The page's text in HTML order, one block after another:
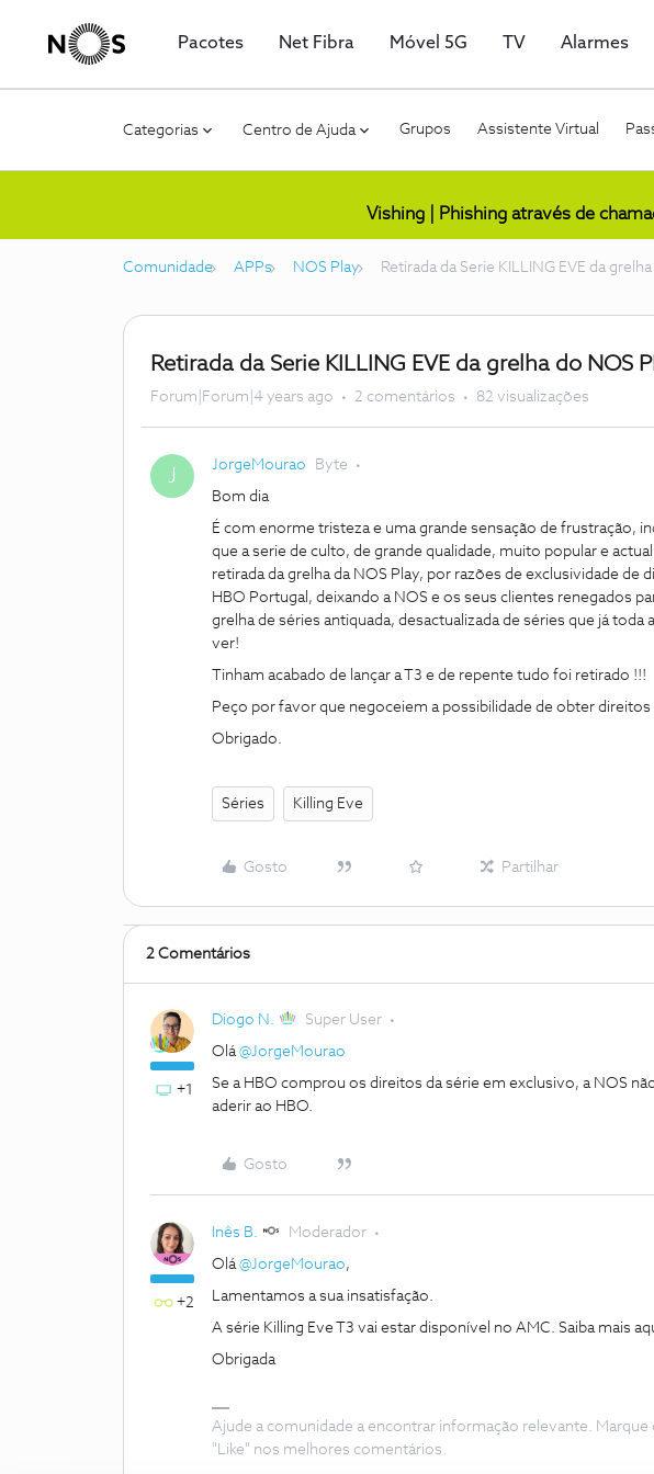
Pacotes Net Fibra Móvel 5G TV Alarmes
Categorias Centro de Ajuda Grupos Assistente Virtual
Vishing | Phishing através de
Comunidade APPs NOS Play Retirada da Serie KILLING EVE da
Retirada da Serie KILLING EVE da grelha do NOS
Forum|Forum|4 years ago 2 comentários 82 visualizações
J JorgeMourao Byte
Bom dia
É com enorme tristeza e uma grande sensação de frustração,
que a serie de culto, de grande qualidade, muito popular e
retirada da grelha da NOS Play, por razões de exclusividade de
HBO Portugal, deixando a NOS e os seus clientes renegados
grelha de séries antiquada, desactualizada de séries que já
ver!
Tinham acabado de lançar a T3 e de repente tudo foi retirado !!!
Peço por favor que negoceiem a possibilidade de obter
Obrigado.
Séries Killing Eve
Gosto Partilhar
2 Comentários
+1
Diogo N. Super User
Olá@JorgeMourao
Se a HBO comprou os direitos da série em exclusivo, a NOS
aderir ao HBO.
Gosto
+2
Inês B. Moderador
Olá@JorgeMourao,
Lamentamos a sua insatisfação.
A série Killing Eve T3 vai estar disponível no AMC. Saiba mais
Obrigada
Ajude a comunidade a encontrar informação relevante.
"Like" nos melhores comentários.